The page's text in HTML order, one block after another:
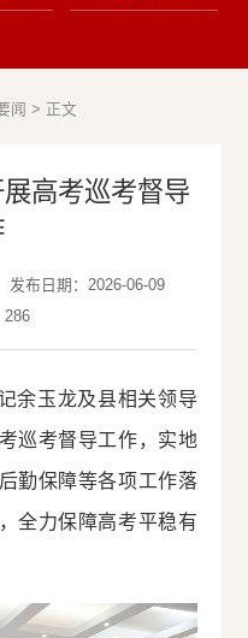
闻 > 正文
高考巡考督导
发布日期：2026-06-09
286
余玉龙及县相关领导
巡考督导工作，实地
勤保障等各项工作落
全力保障高考平稳有